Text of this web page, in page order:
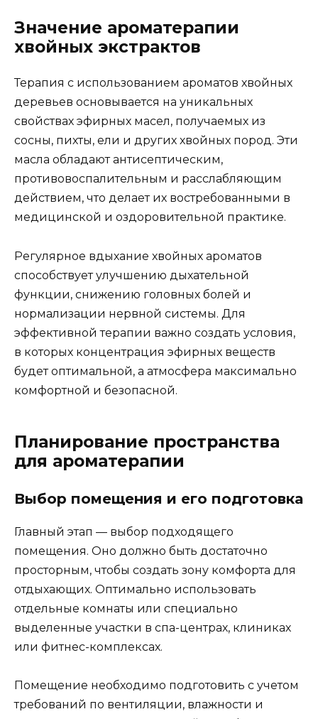
Значение ароматерапии
хвойных экстрактов
Терапия с использованием ароматов хвойных
деревьев основывается на уникальных
свойствах эфирных масел, получаемых из
сосны, пихты, ели и других хвойных пород. Эти
масла обладают антисептическим,
противовоспалительным и расслабляющим
действием, что делает их востребованными в
медицинской и оздоровительной практике.
Регулярное вдыхание хвойных ароматов
способствует улучшению дыхательной
функции, снижению головных болей и
нормализации нервной системы. Для
эффективной терапии важно создать условия,
в которых концентрация эфирных веществ
будет оптимальной, а атмосфера максимально
комфортной и безопасной.
Планирование пространства
для ароматерапии
Выбор помещения и его подготовка
Главный этап — выбор подходящего
помещения. Оно должно быть достаточно
просторным, чтобы создать зону комфорта для
отдыхающих. Оптимально использовать
отдельные комнаты или специально
выделенные участки в спа-центрах, клиниках
или фитнес-комплексах.
Помещение необходимо подготовить с учетом
требований по вентиляции, влажности и